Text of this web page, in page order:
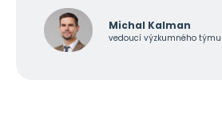
Michal Kalman
vedoucí výzkumného týmu